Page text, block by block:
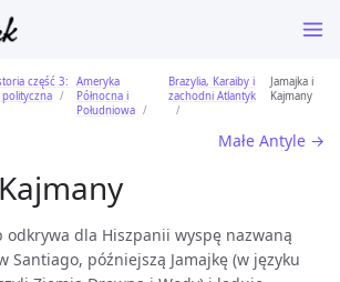
część 3:
polityczna
Ameryka
Północna i
Południowa
Brazylia, Karaiby i
zachodni Atlantyk
Jamajka i
Kajmany
Małe Antyle →
odkrywa dla Hiszpanii wyspę nazwaną
Santiago, późniejszą Jamajkę (w języku